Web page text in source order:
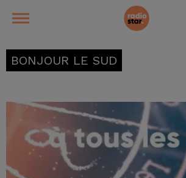
BONJOUR LE SUD